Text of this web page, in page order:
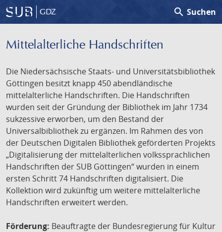
GDZ search Suchen
Mittelalterliche Handschriften
Die Niedersächsische Staats- und Universitätsbibliothek
Göttingen besitzt knapp 450 abendländische
mittelalterliche Handschriften. Die Handschriften
wurden seit der Gründung der Bibliothek im Jahr 1734
sukzessive erworben, um den Bestand der
Universalbibliothek zu ergänzen. Im Rahmen des von
der Deutschen Digitalen Bibliothek geförderten Projekts
„Digitalisierung der mittelalterlichen volkssprachlichen
Handschriften der SUB Göttingen“ wurden in einem
ersten Schritt 74 Handschriften digitalisiert. Die
Kollektion wird zukünftig um weitere mittelalterliche
Handschriften erweitert werden.
Förderung: Beauftragte der Bundesregierung für Kultur